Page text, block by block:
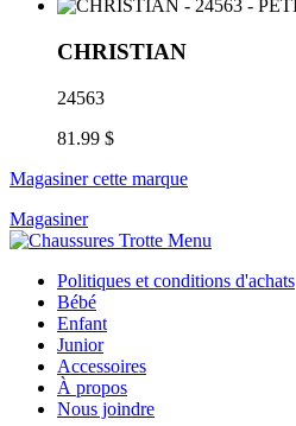
CHRISTIAN
24563
81.99 $
Magasiner cette marque
Magasiner
Politiques et conditions d'achats
Bébé
Enfant
Junior
Accessoires
À propos
Nous joindre